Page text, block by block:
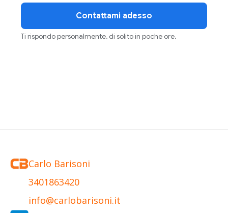
Contattami adesso
Ti rispondo personalmente, di solito in poche ore.
Carlo Barisoni
3401863420
info@carlobarisoni.it